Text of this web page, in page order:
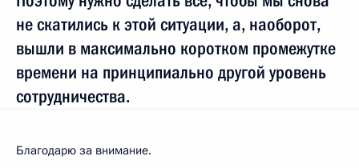
не скатились к этой ситуации, а, наоборот,
вышли в максимально коротком промежутке
времени на принципиально другой уровень
сотрудничества.
Благодарю за внимание.